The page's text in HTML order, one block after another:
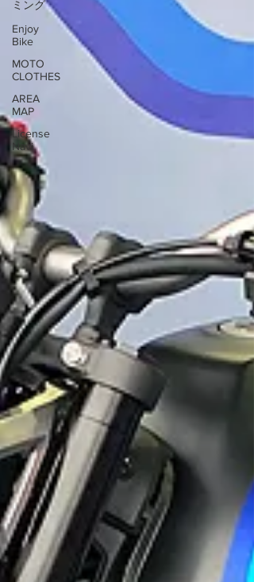
ミング
Enjoy
Bike
MOTO
CLOTHES
AREA
MAP
License
Navi